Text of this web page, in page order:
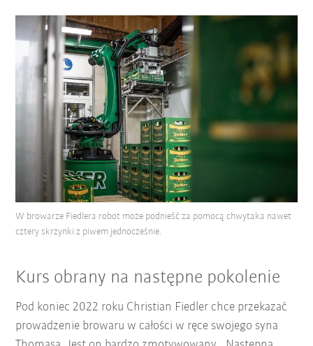
W browarze Fiedlera robot może podnieść za pomocą chwytaka nawet
cztery skrzynki z piwem jednocześnie.
Kurs obrany na następne pokolenie
Pod koniec 2022 roku Christian Fiedler chce przekazać
prowadzenie browaru w całości w ręce swojego syna